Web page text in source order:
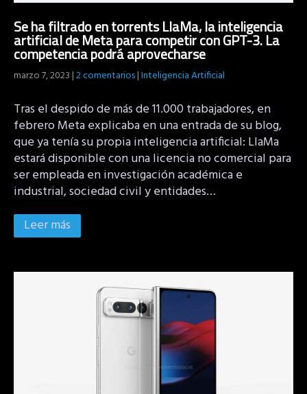
Se ha filtrado en torrents LlaMa, la inteligencia
artificial de Meta para competir con GPT-3. La
competencia podrá aprovecharse
marzo 7, 2023|2 comentarios|Inteligencia Artificial
Tras el despido de más de 11.000 trabajadores, en
febrero Meta explicaba en una entrada de su blog,
que ya tenía su propia inteligencia artificial: LlaMa
estará disponible con una licencia no comercial para
ser empleada en investigación académica e
industrial, sociedad civil y entidades…
Leer más